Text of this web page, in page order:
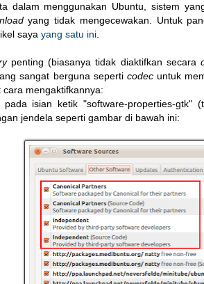
dalam menggunakan Ubuntu, sistem
yang tidak mengecewakan. Untuk
saya yang satu ini
penting (biasanya tidak diaktifkan secara
sangat berguna seperti codecuntuk
cara mengaktifkannya:
pada isian ketik "software-properties-gtk"
jendela seperti gambar di bawah ini: